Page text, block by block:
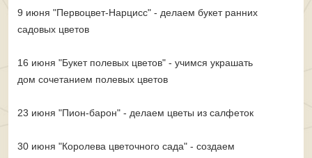
9 июня "Первоцвет-Нарцисс" - делаем букет ранних
садовых цветов
16 июня "Букет полевых цветов" - учимся украшать
дом сочетанием полевых цветов
23 июня "Пион-барон" - делаем цветы из салфеток
30 июня "Королева цветочного сада" - создаем